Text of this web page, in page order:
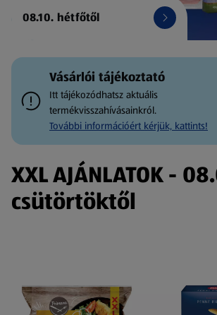
08.10. hétfőtől
Vásárlói tájékoztató
Itt tájékozódhatsz aktuális
termékvisszahívásainkról.
További információért kérjük, kattints!
XXL AJÁNLATOK -
csütörtöktől